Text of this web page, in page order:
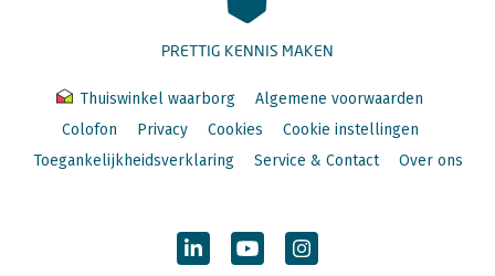
PRETTIG KENNIS MAKEN
Thuiswinkel waarborg
Algemene voorwaarden
Colofon
Privacy Cookies
Cookie instellingen
Toegankelijkheidsverklaring
Service & Contact Over ons